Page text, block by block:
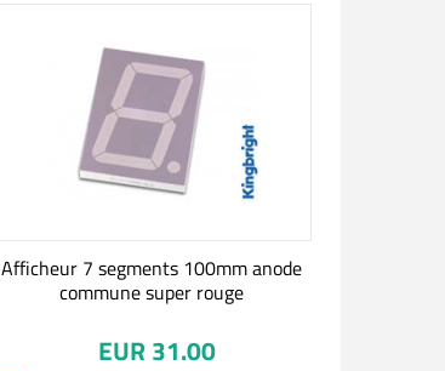
Afficheur 7 segments 100mm anode
commune super rouge
EUR 31.00